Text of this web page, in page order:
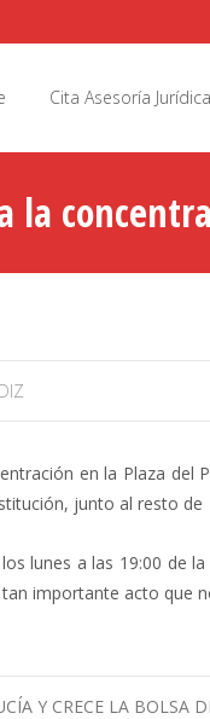
Cita Asesoría Jurídica
la
en la Plaza del
junto al resto
lunes a las 19:00 de
importante acto que
Y CRECE LA BOLSA